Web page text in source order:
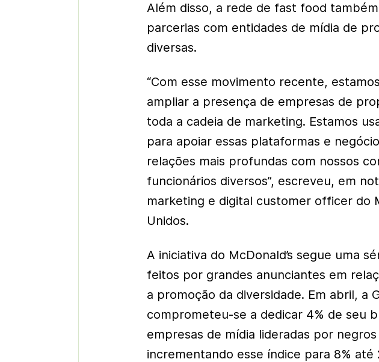
Além disso, a rede de fast food
parcerias com entidades de mídia de
diversas.
“Com esse movimento recente,
ampliar a presença de empresas de
toda a cadeia de marketing. Estamos
para apoiar essas plataformas e
relações mais profundas com nossos
funcionários diversos”, escreveu, em
marketing e digital customer officer do
Unidos.
A iniciativa do McDonald’s segue uma
feitos por grandes anunciantes em
a promoção da diversidade. Em abril, a
comprometeu-se a dedicar 4% de seu
empresas de mídia lideradas por
incrementando esse índice para 8% até